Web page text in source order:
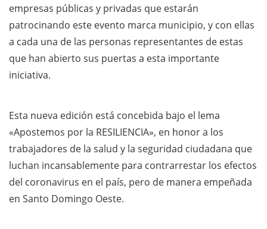
empresas públicas y privadas que estarán
patrocinando este evento marca municipio, y con ellas
a cada una de las personas representantes de estas
que han abierto sus puertas a esta importante
iniciativa.
Esta nueva edición está concebida bajo el lema
«Apostemos por la RESILIENCIA», en honor a los
trabajadores de la salud y la seguridad ciudadana que
luchan incansablemente para contrarrestar los efectos
del coronavirus en el país, pero de manera empeñada
en Santo Domingo Oeste.